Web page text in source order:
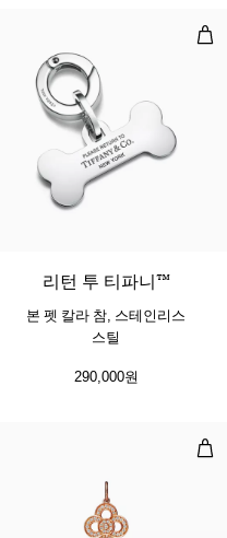
칼라 참, 스테인리스 스틸본
리턴 투 티파니™
본 펫 칼라 참, 스테인리스
스틸
290,000원
칼라 참, 스테인리스 스틸미